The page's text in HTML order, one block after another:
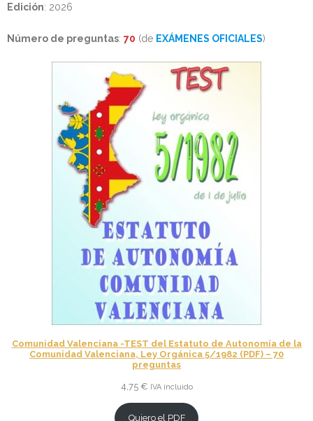
Edición: 2026
Número de preguntas: 70 (de EXÁMENES OFICIALES)
Comunidad Valenciana -TEST del Estatuto de Autonomía de la
Comunidad Valenciana, Ley Orgánica 5/1982 (PDF) – 70
preguntas
4,75 € IVA incluido
Quiero el PDF